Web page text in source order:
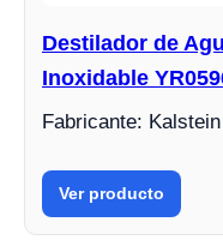
Destilador de
Inoxidable
Fabricante: Kalstein
Ver producto